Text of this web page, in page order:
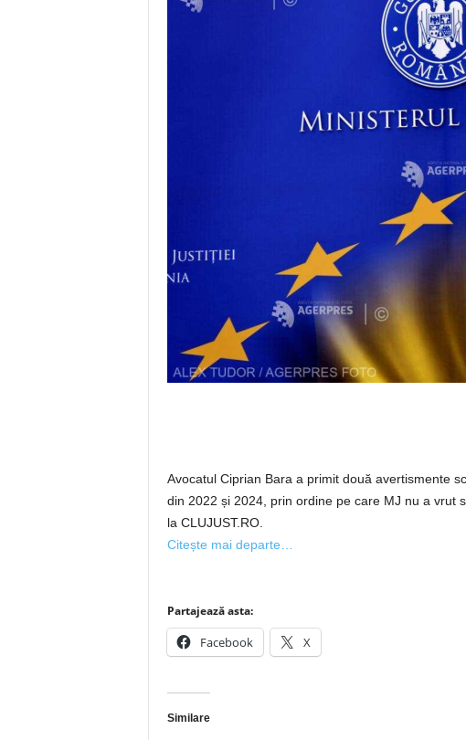
Avocatul Ciprian Bara a primit două avertismente
din 2022 și 2024, prin ordine pe care MJ nu a vrut
la CLUJUST.RO.
Citește mai departe…
Partajează asta:
Facebook X
Similare